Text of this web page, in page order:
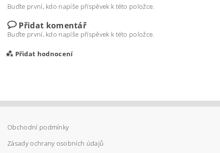
Buďte první, kdo napíše příspěvek k této položce.
Přidat komentář
Buďte první, kdo napíše příspěvek k této položce.
Přidat hodnocení
Obchodní podmínky
Zásady ochrany osobních údajů